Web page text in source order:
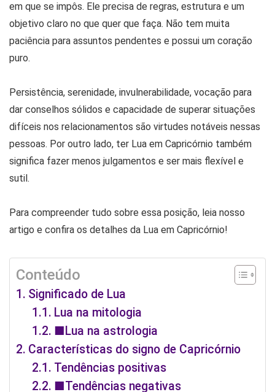
em que se impôs. Ele precisa de regras, estrutura e um
objetivo claro no que quer que faça. Não tem muita
paciência para assuntos pendentes e possui um coração
puro.
Persistência, serenidade, invulnerabilidade, vocação para
dar conselhos sólidos e capacidade de superar situações
difíceis nos relacionamentos são virtudes notáveis nessas
pessoas. Por outro lado, ter Lua em Capricórnio também
significa fazer menos julgamentos e ser mais flexível e
sutil.
Para compreender tudo sobre essa posição, leia nosso
artigo e confira os detalhes da Lua em Capricórnio!
Conteúdo
Significado de Lua
Lua na mitologia
■Lua na astrologia
Características do signo de Capricórnio
Tendências positivas
■Tendências negativas